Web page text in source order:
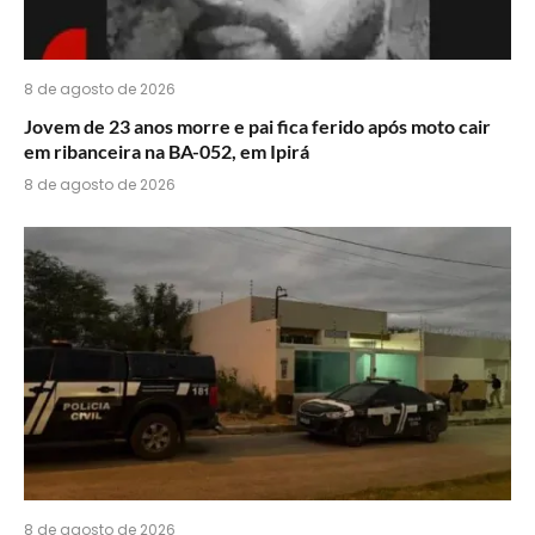
8 de agosto de 2026
Jovem de 23 anos morre e pai fica ferido após moto cair
em ribanceira na BA-052, em Ipirá
8 de agosto de 2026
8 de agosto de 2026